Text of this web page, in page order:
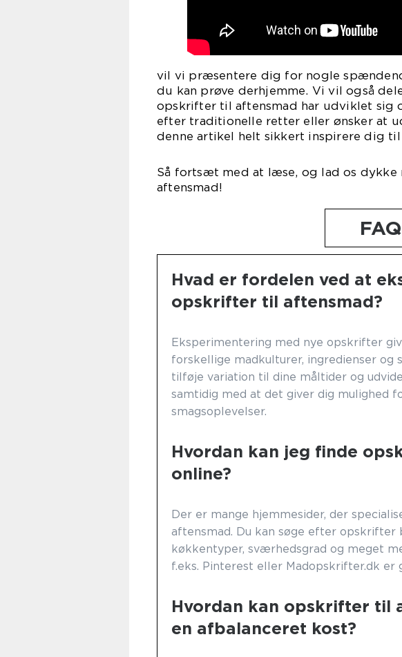
vil vi præsentere dig for nogle
du kan prøve derhjemme. Vi vil også
opskrifter til aftensmad har udviklet sig
efter traditionelle retter eller ønsker at
denne artikel helt sikkert inspirere dig til
Så fortsæt med at læse, og lad os
aftensmad!
FAQ
Hvad er fordelen ved at
opskrifter til aftensmad?
Eksperimentering med nye opskrifter
forskellige madkulturer, ingredienser og
tilføje variation til dine måltider og
samtidig med at det giver dig mulighed
smagsoplevelser.
Hvordan kan jeg finde
online?
Der er mange hjemmesider, der
aftensmad. Du kan søge efter opskrifter
køkkentyper, sværhedsgrad og meget
f.eks. Pinterest eller Madopskrifter.dk er
Hvordan kan opskrifter til
en afbalanceret kost?